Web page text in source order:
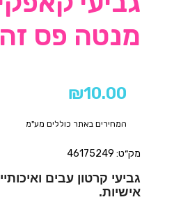
מנטה פס זהב 20
₪10.00
המחירים באתר כוללים מע"מ
מק״ט: 46175249
גביעי קרטון עבים
אישיות.